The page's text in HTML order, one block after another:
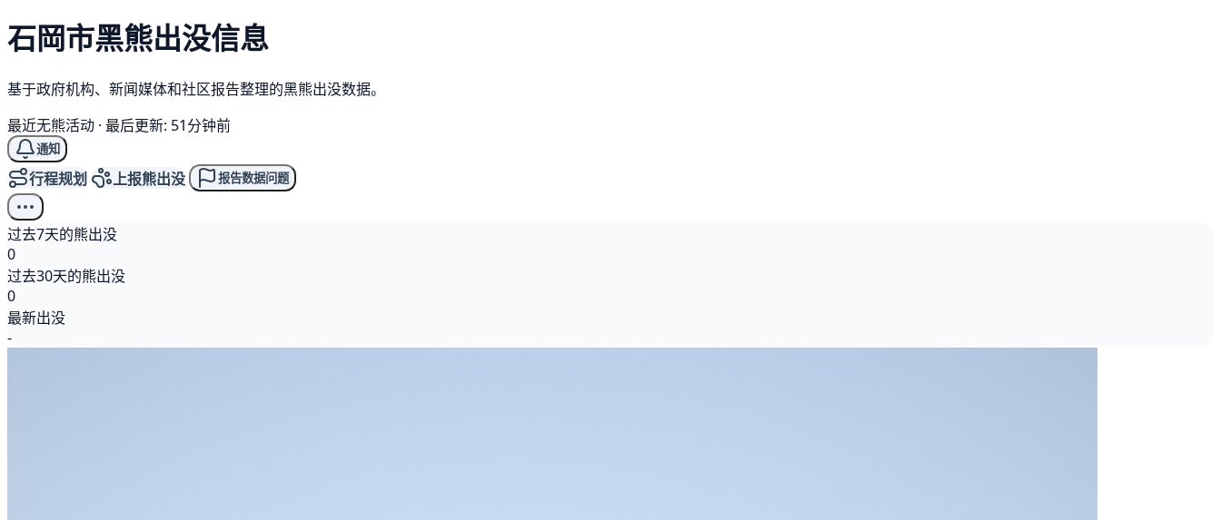
石岡市黑熊出没信息
基于政府机构、新闻媒体和社区报告整理的黑熊出没数据。
最近无熊活动 · 最后更新: 51分钟前
通知
行程规划 上报熊出没 报告数据问题
过去7天的熊出没
0
过去30天的熊出没
0
最新出没
-